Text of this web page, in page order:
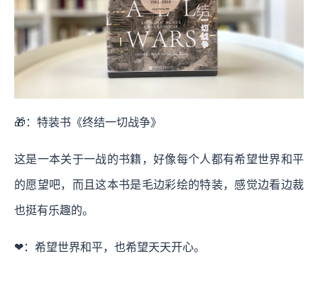
🎁：特装书《终结一切战争》
这是一本关于一战的书籍，好像每个人都有希望世界和平
的愿望吧，而且这本书是毛边彩绘的特装，感觉边看边裁
也挺有乐趣的。
❤：希望世界和平，也希望天天开心。